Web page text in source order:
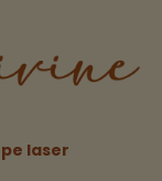
laser